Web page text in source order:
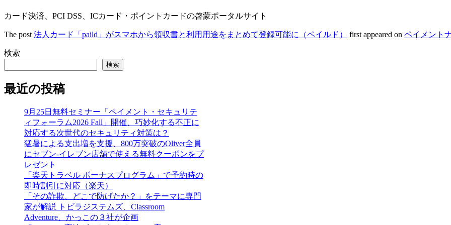
カード決済、PCI DSS、ICカード・ポイントカードの啓蒙ポータルサイト
The post 法人カード「paild」がスマホから領収書と利用用途をまとめて登録可能に（ペイルド） first appeared on ペイメント
検索
検索
最近の投稿
9月25日無料セミナー「ペイメント・セキュリテ
ィフォーラム2026 Fall」開催、巧妙化する不正に
対応する次世代のセキュリティ対策は？
猛暑による支出増を支援、800万突破のOliver全員
にセブン‐イレブン店舗で使える無料クーポンをプ
レゼント
「楽天トラベル ボーナスプログラム」で予約時の
即時割引に対応（楽天）
「その詐欺、どこで防げたか？」をテーマに専門
家が解説 トビラジステムズ、Classroom
Adventure、かっこの３社が企画